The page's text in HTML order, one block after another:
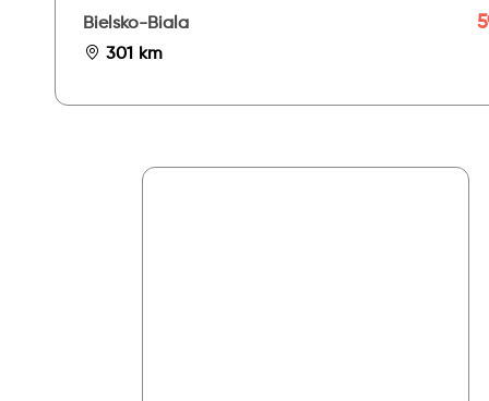
Bielsko-Biala
301 km